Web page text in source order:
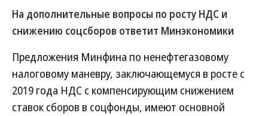
На дополнительные вопросы по росту НДС и
снижению соцсборов ответит Минэкономики
Предложения Минфина по ненефтегазовому
налоговому маневру, заключающемуся в росте с
2019 года НДС с компенсирующим снижением
ставок сборов в соцфонды, имеют основной